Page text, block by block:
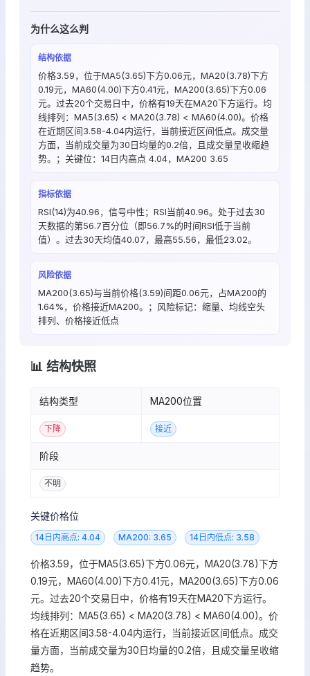
为什么这么判
结构依据
价格3.59，位于MA5(3.65)下方0.06元，MA20(3.78)下方
0.19元，MA60(4.00)下方0.41元，MA200(3.65)下方0.06
元。过去20个交易日中，价格有19天在MA20下方运行。均
线排列：MA5(3.65) < MA20(3.78) < MA60(4.00)。价格
在近期区间3.58-4.04内运行，当前接近区间低点。成交量
方面，当前成交量为30日均量的0.2倍，且成交量呈收缩趋
势。；关键位：14日内高点 4.04，MA200 3.65
指标依据
RSI(14)为40.96，信号中性；RSI当前40.96。处于过去30
天数据的第56.7百分位（即56.7%的时间RSI低于当前
值）。过去30天均值40.07，最高55.56，最低23.02。
风险依据
MA200(3.65)与当前价格(3.59)间距0.06元，占MA200的
1.64%，价格接近MA200。；风险标记：缩量、均线空头
排列、价格接近低点
📊 结构快照
结构类型 MA200位置
下降 接近
阶段
不明
关键价格位
14日内高点: 4.04 MA200: 3.65 14日内低点: 3.58
价格3.59，位于MA5(3.65)下方0.06元，MA20(3.78)下方
0.19元，MA60(4.00)下方0.41元，MA200(3.65)下方0.06
元。过去20个交易日中，价格有19天在MA20下方运行。
均线排列：MA5(3.65) < MA20(3.78) < MA60(4.00)。价
格在近期区间3.58-4.04内运行，当前接近区间低点。成交
量方面，当前成交量为30日均量的0.2倍，且成交量呈收缩
趋势。